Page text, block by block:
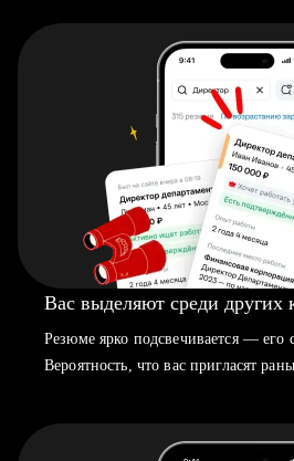
Вас выделяют среди других
Резюме ярко подсвечивается — его
Вероятность, что вас пригласят